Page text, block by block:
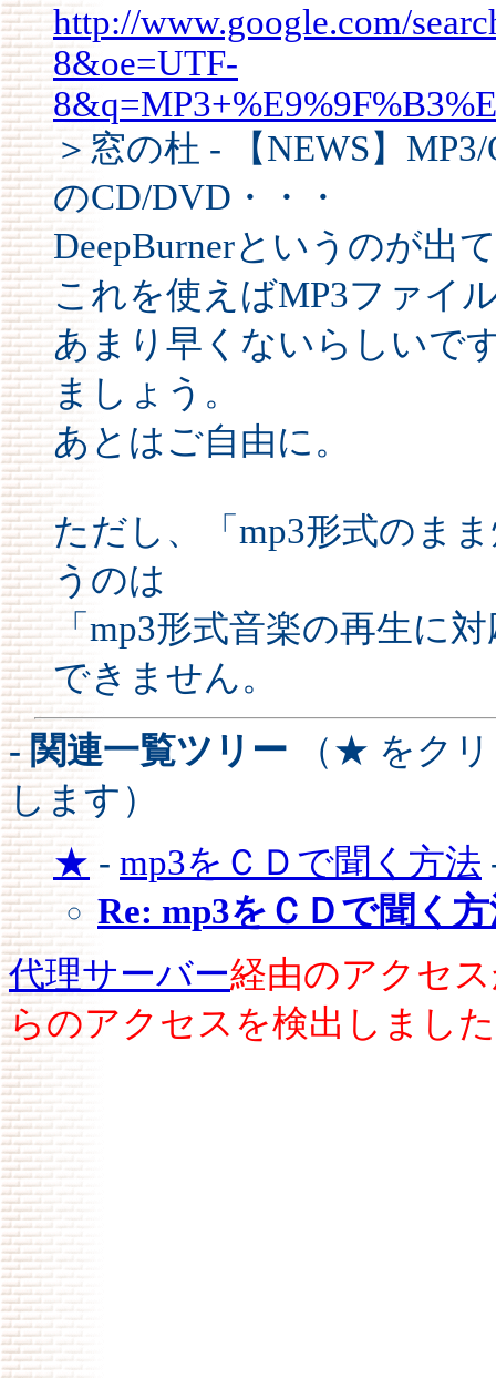
http://www.google.com/
8&oe=UTF-
＞窓の杜 - 【NEWS】
のCD/DVD・・・
DeepBurnerというのが出
これを使えばMP3ファイ
あまり早くないらしいで
ましょう。
あとはご自由に。
ただし、「mp3形式のま
うのは
「mp3形式音楽の再生に
できません。
- 関連一覧ツリー （★ をク
します）
★ - mp3をＣＤで聞く方法
Re: mp3をＣＤで聞く
代理サーバー経由のアクセ
らのアクセスを検出しまし